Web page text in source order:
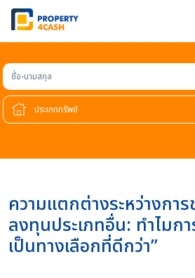
ชื่อ-นามสกุล
ความแตกต่างระหว่างกา
ลงทุนประเภทอื่น: ทำไมก
เป็นทางเลือกที่ดีกว่า”